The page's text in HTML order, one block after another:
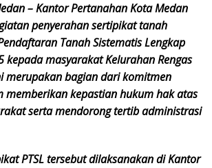
– Kantor Pertanahan Kota Medan
penyerahan sertipikat tanah
Tanah Sistematis Lengkap
kepada masyarakat Kelurahan Rengas
merupakan bagian dari komitmen
memberikan kepastian hukum hak atas
serta mendorong tertib administrasi
PTSL tersebut dilaksanakan di Kantor